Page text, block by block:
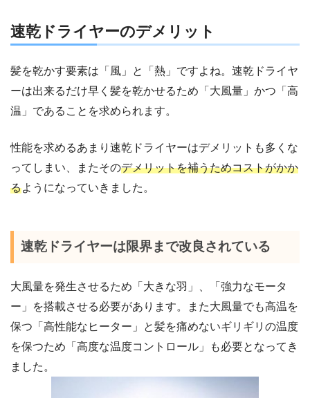
速乾ドライヤーのデメリット
髪を乾かす要素は「風」と「熱」ですよね。速乾ドライヤ
ーは出来るだけ早く髪を乾かせるため「大風量」かつ「高
温」であることを求められます。
性能を求めるあまり速乾ドライヤーはデメリットも多くな
ってしまい、またそのデメリットを補うためコストがかか
るようになっていきました。
速乾ドライヤーは限界まで改良されている
大風量を発生させるため「大きな羽」、「強力なモータ
ー」を搭載させる必要があります。また大風量でも高温を
保つ「高性能なヒーター」と髪を痛めないギリギリの温度
を保つため「高度な温度コントロール」も必要となってき
ました。